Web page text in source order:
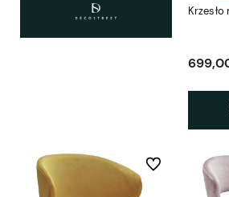
Krzesło
Do ulubionych